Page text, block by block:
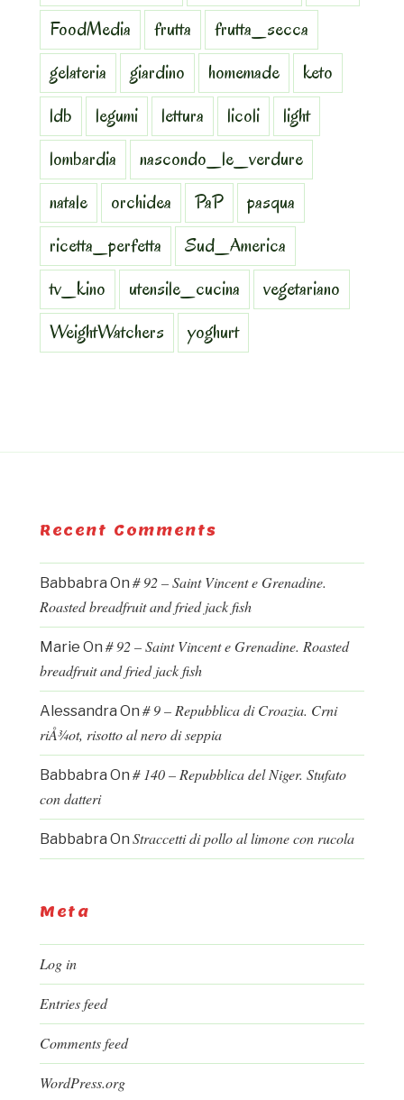
FoodMedia
frutta
frutta_secca
gelateria
giardino homemade
keto
ldb
legumi lettura licoli
light
lombardia
nascondo_le_verdure
natale
orchidea PaP
pasqua
ricetta_perfetta
Sud_America
tv_kino
utensile_cucina
vegetariano
WeightWatchers
yoghurt
Recent Comments
Babbabra On # 92 – Saint Vincent e Grenadine.
Roasted breadfruit and fried jack fish
Marie On # 92 – Saint Vincent e Grenadine. Roasted
breadfruit and fried jack fish
Alessandra On # 9 – Repubblica di Croazia. Crni
riÅ¾ot, risotto al nero di seppia
Babbabra On # 140 – Repubblica del Niger. Stufato
con datteri
Babbabra On Straccetti di pollo al limone con rucola
Meta
Log in
Entries feed
Comments feed
WordPress.org